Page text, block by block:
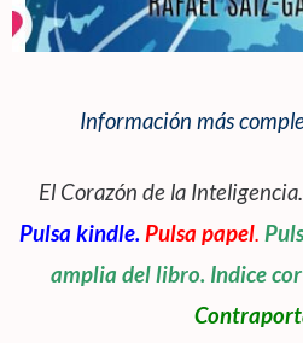
Información más
El Corazón de la Inteligencia.
Pulsa kindle. Pulsa papel.
amplia del libro. Indice